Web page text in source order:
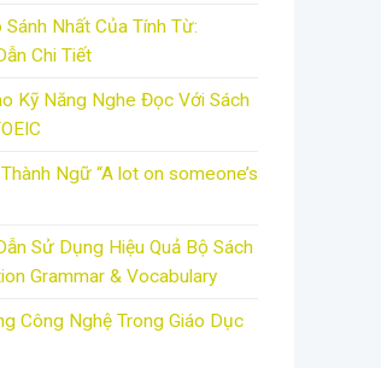
Sánh Nhất Của Tính Từ:
Chi Tiết
Kỹ Năng Nghe Đọc Với Sách
Ngữ “A lot on someone’s
Sử Dụng Hiệu Quả Bộ Sách
Grammar & Vocabulary
Công Nghệ Trong Giáo Dục